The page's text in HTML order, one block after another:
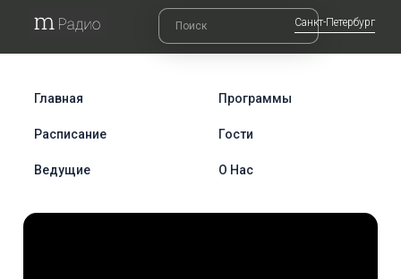
Санкт-Петербург
Главная Программы
Расписание Гости
Ведущие О Нас